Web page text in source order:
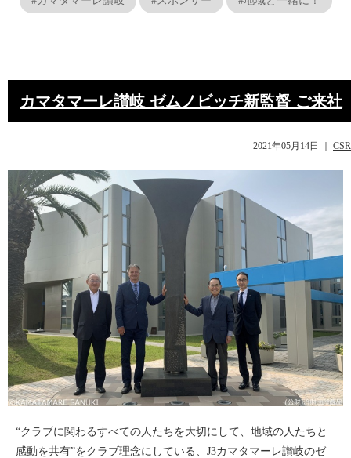
カマタマーレ讃岐 ゼムノビッチ新監督 ご来社
2021年05月14日 CSR
“クラブに関わるすべての人たちを大切にして、地域の人たちと
感動を共有”をクラブ理念にしている、J3カマタマーレ讃岐のゼ